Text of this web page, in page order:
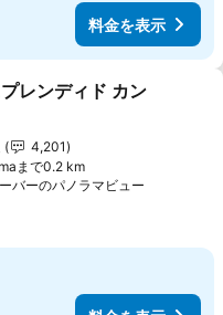
料金を表示
入りに追加
レンディド カン
ク
4,201
まで0.2 km
バーのパノラマビュー